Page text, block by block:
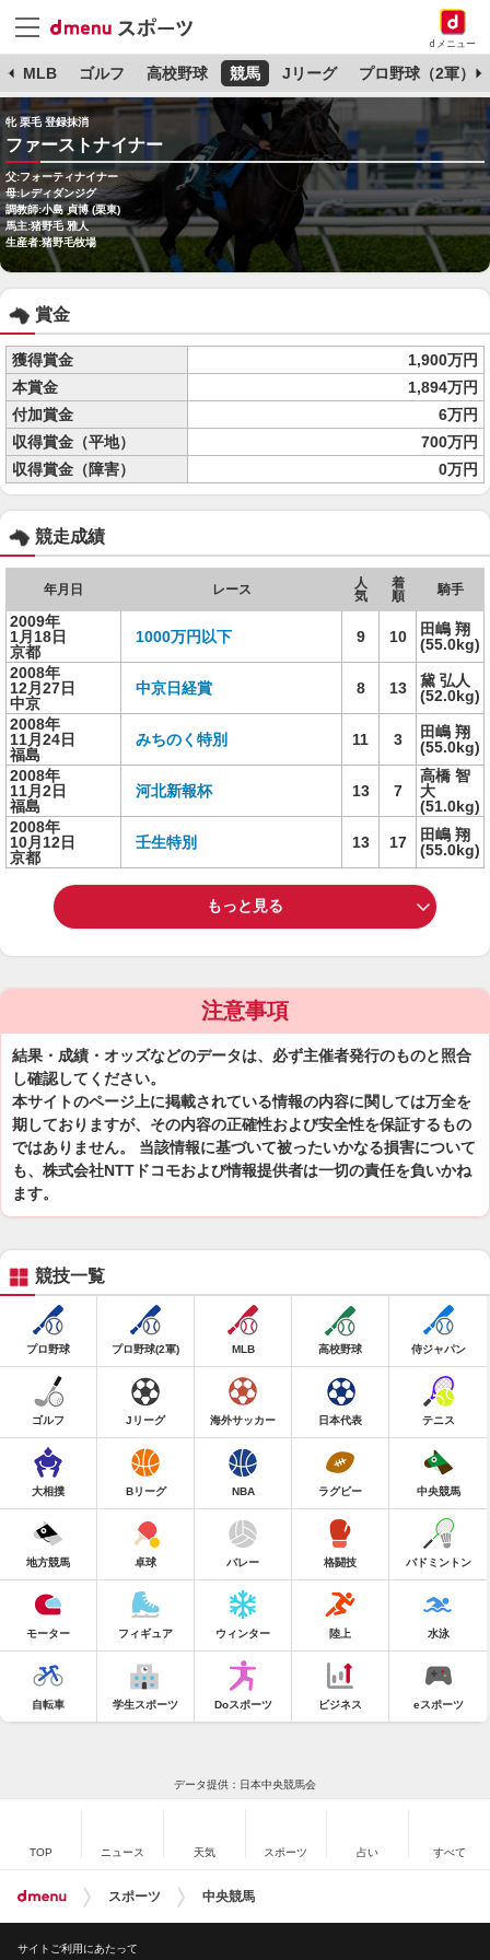
dメニュー
MLB ゴルフ 高校野球 競馬 Jリーグ プロ野球（2軍）
牝 栗毛 登録抹消
ファーストナイナー
父:フォーティナイナー
母:レディダンジグ
調教師:小島 貞博 (栗東)
馬主:猪野毛 雅人
生産者:猪野毛牧場
賞金
獲得賞金
1,900万円
本賞金
1,894万円
付加賞金
6万円
収得賞金（平地）
700万円
収得賞金（障害）
0万円
競走成績
年月日 レース
人
気
着
順
騎手
2009年
1月18日
京都
1000万円以下 9 10
田嶋 翔
(55.0kg)
2008年
12月27日
中京
中京日経賞 8 13
黛 弘人
(52.0kg)
2008年
11月24日
福島
みちのく特別 11 3
田嶋 翔
(55.0kg)
2008年
11月2日
福島
河北新報杯 13 7
高橋 智
大
(51.0kg)
2008年
10月12日
京都
壬生特別 13 17
田嶋 翔
(55.0kg)
もっと見る
注意事項
結果・成績・オッズなどのデータは、必ず主催者発行のものと照合
し確認してください。
本サイトのページ上に掲載されている情報の内容に関しては万全を
期しておりますが、その内容の正確性および安全性を保証するもの
ではありません。 当該情報に基づいて被ったいかなる損害について
も、株式会社NTTドコモおよび情報提供者は一切の責任を負いかね
ます。
競技一覧
プロ野球 プロ野球(2軍) MLB 高校野球 侍ジャパン
ゴルフ Jリーグ 海外サッカー 日本代表 テニス
大相撲 Bリーグ NBA ラグビー 中央競馬
地方競馬 卓球 バレー 格闘技 バドミントン
モーター フィギュア ウィンター 陸上 水泳
自転車 学生スポーツ Doスポーツ ビジネス eスポーツ
データ提供：日本中央競馬会
TOP ニュース 天気 スポーツ 占い すべて
スポーツ 中央競馬
サイトご利用にあたって